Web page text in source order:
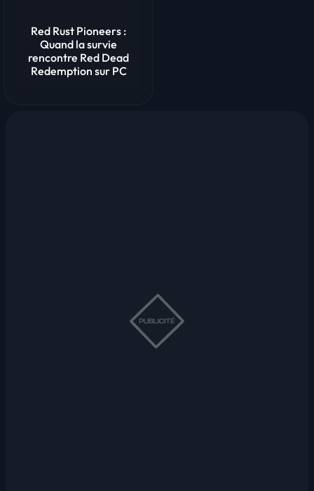
Red Rust Pioneers :
Quand la survie
rencontre Red Dead
Redemption sur PC